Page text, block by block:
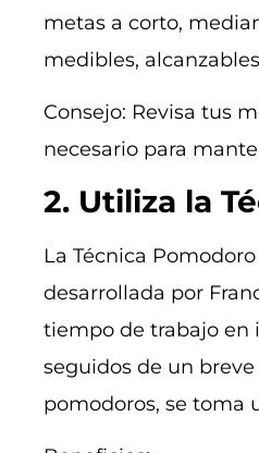
metas a corto,
medibles,
Consejo: Revisa tus
necesario para
2. Utiliza la
La Técnica
desarrollada por
tiempo de trabajo en
seguidos de un
pomodoros, se toma